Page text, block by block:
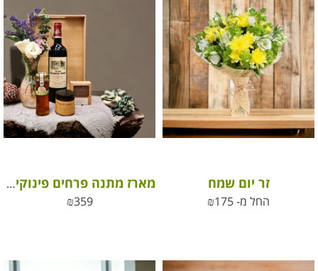
זר יום שמח
החל מ- ₪175
מארז מתנה פרחים פינוקים ויין משובח ליום הולדת
₪359